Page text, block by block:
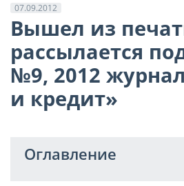
07.09.2012
Вышел из
рассылается
№9, 2012
и кредит»
Оглавление